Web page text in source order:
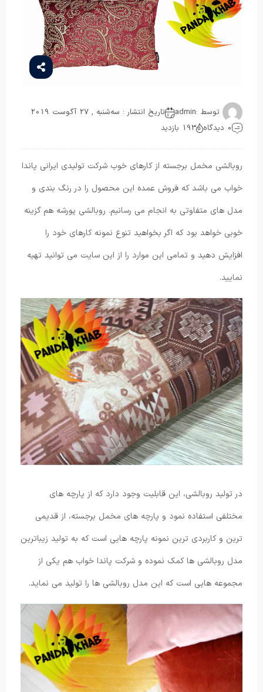
توسط :admin
تاریخ انتشار : سه‌شنبه , 27 آگوست 2019
0 دیدگاه
193 بازدید
روبالشی مخمل برجسته از کارهای خوب شرکت تولیدی ایرانی پاندا
خواب می باشد که فروش عمده این محصول را در رنگ بندی و
مدل های متفاوتی به انجام می رسانیم. روبالشی پورشه هم گزینه
خوبی خواهد بود که اگر بخواهید تنوع نمونه کارهای خود را
افزایش دهید و تمامی این موارد را از این سایت می توانید تهیه
نمایید.
در تولید روبالشی، این قابلیت وجود دارد که از پارچه های
مختلفی استفاده نمود و پارچه های مخمل برجسته، از قدیمی
ترین و کاربردی ترین نمونه پارچه هایی است که به تولید زیباترین
مدل روبالشی ها کمک نموده و شرکت پاندا خواب هم یکی از
مجموعه هایی است که این مدل روبالشی ها را تولید می نماید.